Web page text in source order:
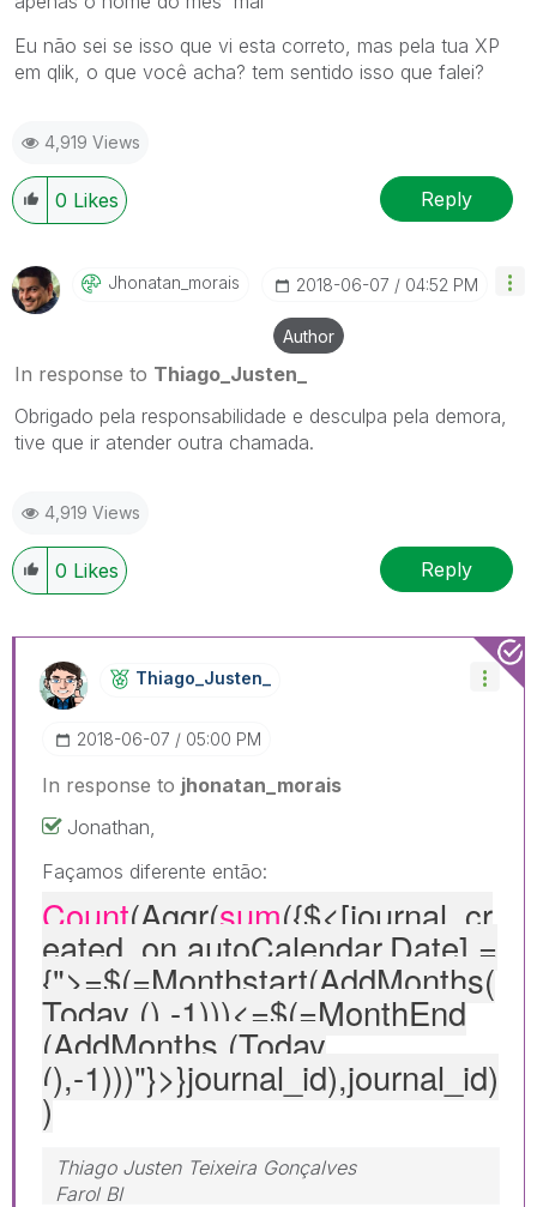
Eu não sei se isso que vi esta correto, mas pela tua XP
em qlik, o que você acha? tem sentido isso que falei?
4,919 Views
0 Likes Reply
Jhonatan_morais ‎2018-06-07 04:52 PM
Author
In response to Thiago_Justen_
Obrigado pela responsabilidade e desculpa pela demora,
tive que ir atender outra chamada.
4,919 Views
0 Likes Reply
Thiago_Justen_
‎2018-06-07 05:00 PM
In response to jhonatan_morais
Jonathan,
Façamos diferente então:
Count(Aggr(sum({$<[journal_cr
eated_on.autoCalendar.Date] =
{">=$(=Monthstart(AddMonths(
Today (),-1)))<=$(=MonthEnd
(AddMonths (Today
(),-1)))"}>}journal_id),journal_id)
)
Thiago Justen Teixeira Gonçalves
Farol BI